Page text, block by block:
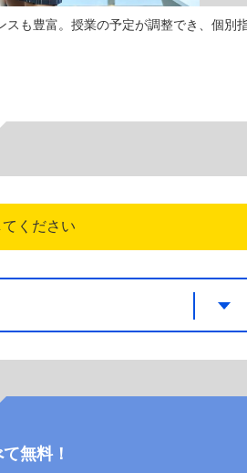
も豊富。授業の予定が調整でき、個別
無料！